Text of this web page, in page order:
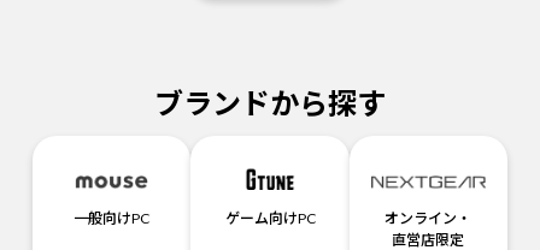
ブランドから探す
一般向けPC ゲーム向けPC
オンライン・
直営店限定